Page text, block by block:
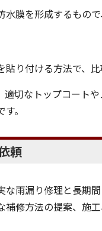
膜を形成するもの
り付ける方法で、比
切なトップコート
。
頼
雨漏り修理と長期
修方法の提案、施